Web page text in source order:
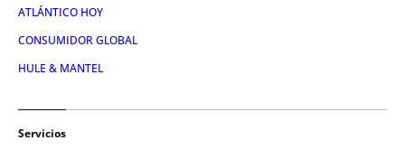
ATLÁNTICO HOY
CONSUMIDOR GLOBAL
HULE & MANTEL
Servicios